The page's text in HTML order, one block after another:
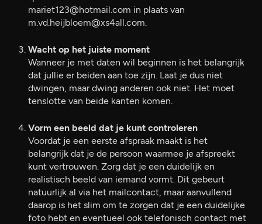
mariet123@hotmail.com in plaats van
m.vd.heijbloem@xs4all.com.
Wacht op het juiste moment
Wanneer je met daten wil beginnen is het belangrijk
dat jullie er beiden aan toe zijn. Laat je dus niet
dwingen, maar dwing anderen ook niet. Het moet
tenslotte van beide kanten komen.
Vorm een beeld dat je kunt controleren
Voordat je een eerste afspraak maakt is het
belangrijk dat je de persoon waarmee je afspreekt
kunt vertrouwen. Zorg dat je een duidelijk en
realistisch beeld van iemand vormt. Dit gebeurt
natuurlijk al via het mailcontact, maar aanvullend
daarop is het slim om te zorgen dat je een duidelijke
foto hebt en eventueel ook telefonisch contact met